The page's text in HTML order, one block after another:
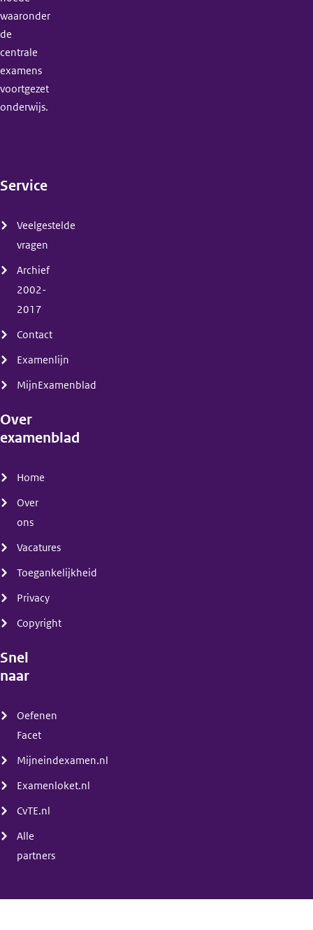
waaronder
de
centrale
examens
voortgezet
onderwijs.
Service
Veelgestelde
vragen
Archief
2002-
2017
Contact
Examenlijn
MijnExamenblad
Over
examenblad
Home
Over
ons
Vacatures
Toegankelijkheid
Privacy
Copyright
Snel
naar
Oefenen
Facet
Mijneindexamen.nl
Examenloket.nl
CvTE.nl
Alle
partners